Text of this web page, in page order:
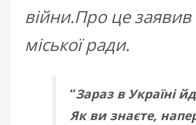
війни.Про це заявив
міської ради.
“Зараз в Україні
Як ви знаєте,